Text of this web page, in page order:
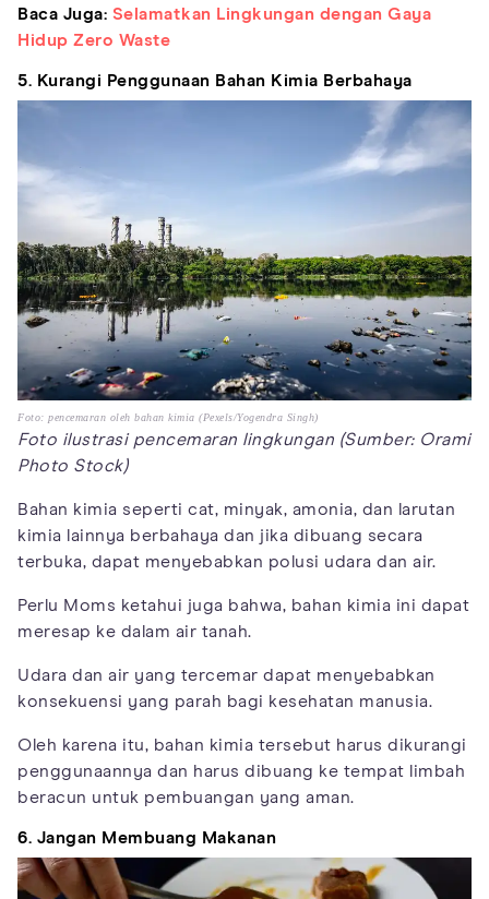
Baca Juga: Selamatkan Lingkungan dengan Gaya
Hidup Zero Waste
5. Kurangi Penggunaan Bahan Kimia Berbahaya
Foto: pencemaran oleh bahan kimia (Pexels/Yogendra Singh)
Foto ilustrasi pencemaran lingkungan (Sumber: Orami
Photo Stock)
Bahan kimia seperti cat, minyak, amonia, dan larutan
kimia lainnya berbahaya dan jika dibuang secara
terbuka, dapat menyebabkan polusi udara dan air.
Perlu Moms ketahui juga bahwa, bahan kimia ini dapat
meresap ke dalam air tanah.
Udara dan air yang tercemar dapat menyebabkan
konsekuensi yang parah bagi kesehatan manusia.
Oleh karena itu, bahan kimia tersebut harus dikurangi
penggunaannya dan harus dibuang ke tempat limbah
beracun untuk pembuangan yang aman.
6. Jangan Membuang Makanan